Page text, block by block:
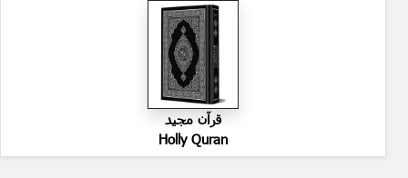
قرآن مجید
Holly Quran